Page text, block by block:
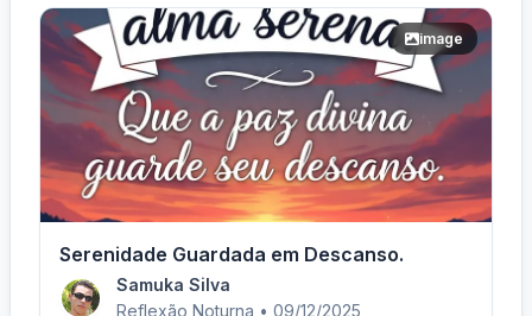
image
Serenidade Guardada em Descanso.
Samuka Silva
Reflexão Noturna • 09/12/2025